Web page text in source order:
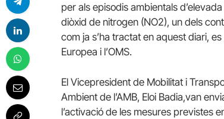
per als episodis ambientals
diòxid de nitrogen (NO2), un dels
com ja s’ha tractat en aquest diari,
Europea i l’OMS.
El Vicepresident de Mobilitat i
Ambient de l’AMB, Eloi Badia,van
l’activació de les mesures previstes